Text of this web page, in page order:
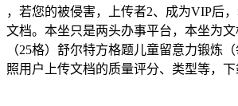
，若您的被侵害，上传者2、成为VIP后
文档。本坐只是两头办事平台，本坐为文
（25格）舒尔特方格题儿童留意力锻炼
照用户上传文档的质量评分、类型等，下